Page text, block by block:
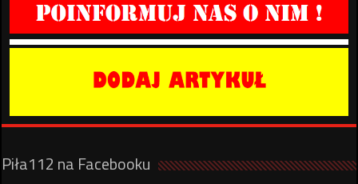
Piła112 na Facebooku